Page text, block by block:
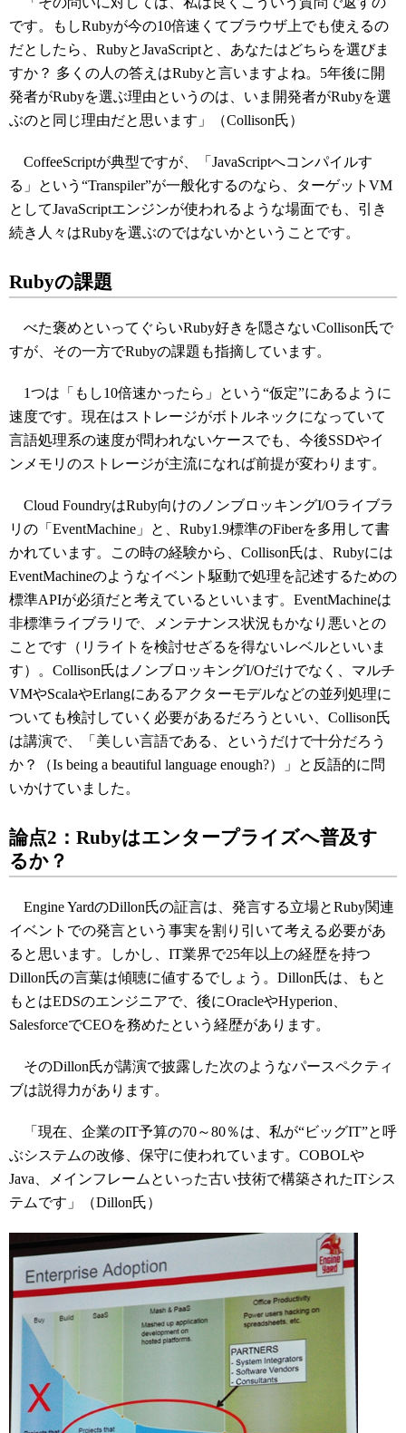
です。もしRubyが今の10倍速くてブラウザ上でも使えるの
だとしたら、RubyとJavaScriptと、あなたはどちらを選びま
すか？ 多くの人の答えはRubyと言いますよね。5年後に開
発者がRubyを選ぶ理由というのは、いま開発者がRubyを選
ぶのと同じ理由だと思います」（Collison氏）
CoffeeScriptが典型ですが、「JavaScriptへコンパイルす
る」という“Transpiler”が一般化するのなら、ターゲットVM
としてJavaScriptエンジンが使われるような場面でも、引き
続き人々はRubyを選ぶのではないかということです。
Rubyの課題
べた褒めといってぐらいRuby好きを隠さないCollison氏で
すが、その一方でRubyの課題も指摘しています。
1つは「もし10倍速かったら」という“仮定”にあるように
速度です。現在はストレージがボトルネックになっていて
言語処理系の速度が問われないケースでも、今後SSDやイ
ンメモリのストレージが主流になれば前提が変わります。
Cloud FoundryはRuby向けのノンブロッキングI/Oライブラ
リの「EventMachine」と、Ruby1.9標準のFiberを多用して書
かれています。この時の経験から、Collison氏は、Rubyには
EventMachineのようなイベント駆動で処理を記述するための
標準APIが必須だと考えているといいます。EventMachineは
非標準ライブラリで、メンテナンス状況もかなり悪いとの
ことです（リライトを検討せざるを得ないレベルといいま
す）。Collison氏はノンブロッキングI/Oだけでなく、マルチ
VMやScalaやErlangにあるアクターモデルなどの並列処理に
ついても検討していく必要があるだろうといい、Collison氏
は講演で、「美しい言語である、というだけで十分だろう
か？（Is being a beautiful language enough?）」と反語的に問
いかけていました。
論点2：Rubyはエンタープライズへ普及す
るか？
Engine YardのDillon氏の証言は、発言する立場とRuby関連
イベントでの発言という事実を割り引いて考える必要があ
ると思います。しかし、IT業界で25年以上の経歴を持つ
Dillon氏の言葉は傾聴に値するでしょう。Dillon氏は、もと
もとはEDSのエンジニアで、後にOracleやHyperion、
SalesforceでCEOを務めたという経歴があります。
そのDillon氏が講演で披露した次のようなパースペクティ
ブは説得力があります。
「現在、企業のIT予算の70～80％は、私が“ビッグIT”と呼
ぶシステムの改修、保守に使われています。COBOLや
Java、メインフレームといった古い技術で構築されたITシス
テムです」（Dillon氏）